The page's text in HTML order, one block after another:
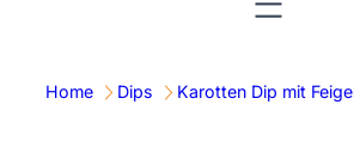
Home Dips Karotten Dip mit